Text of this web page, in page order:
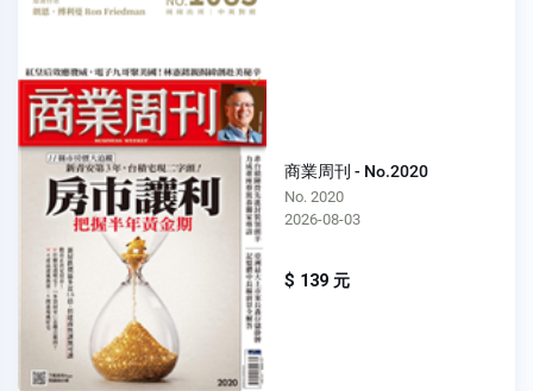
商業周刊 - No.2020
No. 2020
2026-08-03
$ 139 元